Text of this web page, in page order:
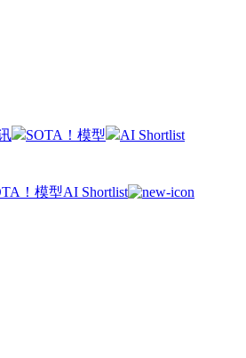
SOTA！模型
AI Shortlist
！模型AI Shortlist